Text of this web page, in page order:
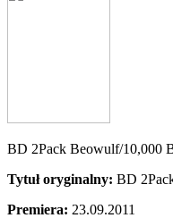
BD 2Pack Beowulf/10,000
Tytuł oryginalny: BD
Premiera: 23.09.2011